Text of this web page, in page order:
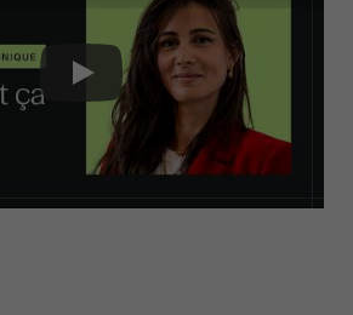
électroniquement un document
du document
pour la signature électronique ?
Play